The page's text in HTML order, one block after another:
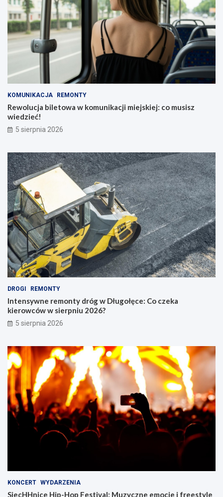
KOMUNIKACJA REMONTY
Rewolucja biletowa w komunikacji miejskiej: co musisz
wiedzieć!
5 sierpnia 2026
DROGI REMONTY
Intensywne remonty dróg w Długołęce: Co czeka
kierowców w sierpniu 2026?
5 sierpnia 2026
KONCERT WYDARZENIA
SiecHHnice Hip-Hop Festival: Muzyczne emocje i freestyle